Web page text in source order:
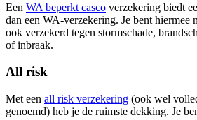
Een WA beperkt casco verzekering biedt
dan een WA-verzekering. Je bent hiermee
ook verzekerd tegen stormschade,
of inbraak.
All risk
Met een all risk verzekering (ook wel
genoemd) heb je de ruimste dekking. Je